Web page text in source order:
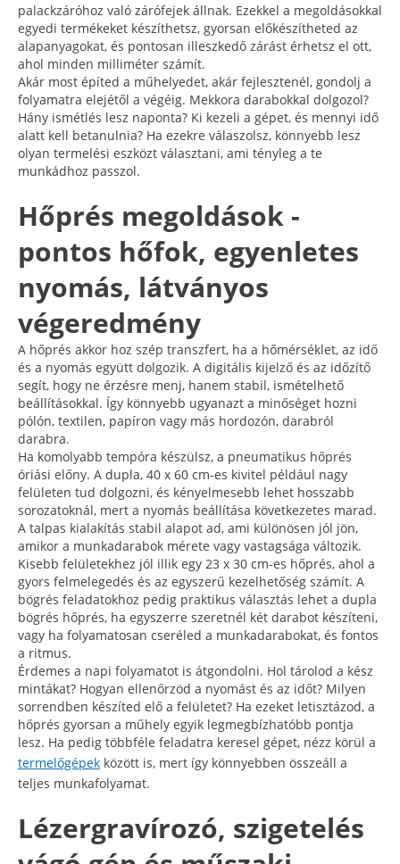
palackzáróhoz való zárófejek állnak. Ezekkel a megoldásokkal
egyedi termékeket készíthetsz, gyorsan előkészítheted az
alapanyagokat, és pontosan illeszkedő zárást érhetsz el ott,
ahol minden milliméter számít.
Akár most építed a műhelyedet, akár fejlesztenél, gondolj a
folyamatra elejétől a végéig. Mekkora darabokkal dolgozol?
Hány ismétlés lesz naponta? Ki kezeli a gépet, és mennyi idő
alatt kell betanulnia? Ha ezekre válaszolsz, könnyebb lesz
olyan termelési eszközt választani, ami tényleg a te
munkádhoz passzol.
Hőprés megoldások -
pontos hőfok, egyenletes
nyomás, látványos
végeredmény
A hőprés akkor hoz szép transzfert, ha a hőmérséklet, az idő
és a nyomás együtt dolgozik. A digitális kijelző és az időzítő
segít, hogy ne érzésre menj, hanem stabil, ismételhető
beállításokkal. Így könnyebb ugyanazt a minőséget hozni
pólón, textilen, papíron vagy más hordozón, darabról
darabra.
Ha komolyabb tempóra készülsz, a pneumatikus hőprés
óriási előny. A dupla, 40 x 60 cm-es kivitel például nagy
felületen tud dolgozni, és kényelmesebb lehet hosszabb
sorozatoknál, mert a nyomás beállítása következetes marad.
A talpas kialakítás stabil alapot ad, ami különösen jól jön,
amikor a munkadarabok mérete vagy vastagsága változik.
Kisebb felületekhez jól illik egy 23 x 30 cm-es hőprés, ahol a
gyors felmelegedés és az egyszerű kezelhetőség számít. A
bögrés feladatokhoz pedig praktikus választás lehet a dupla
bögrés hőprés, ha egyszerre szeretnél két darabot készíteni,
vagy ha folyamatosan cseréled a munkadarabokat, és fontos
a ritmus.
Érdemes a napi folyamatot is átgondolni. Hol tárolod a kész
mintákat? Hogyan ellenőrzöd a nyomást és az időt? Milyen
sorrendben készíted elő a felületet? Ha ezeket letisztázod, a
hőprés gyorsan a műhely egyik legmegbízhatóbb pontja
lesz. Ha pedig többféle feladatra keresel gépet, nézz körül a
termelőgépek között is, mert így könnyebben összeáll a
teljes munkafolyamat.
Lézergravírozó, szigetelés